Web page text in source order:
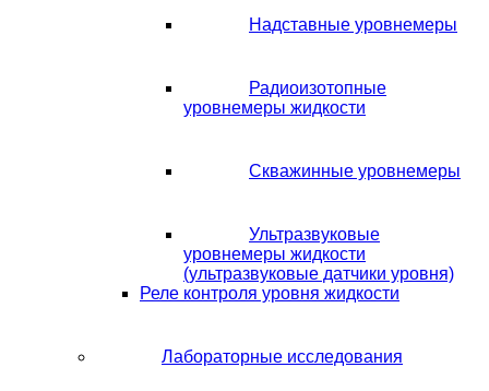
Надставные уровнемеры
Радиоизотопные
уровнемеры жидкости
Скважинные уровнемеры
Ультразвуковые
уровнемеры жидкости
(ультразвуковые датчики уровня)
Реле контроля уровня жидкости
Лабораторные исследования